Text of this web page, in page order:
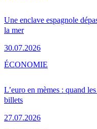
Une enclave espagnole
la mer
30.07.2026
L’euro en mèmes : quand
billets
27.07.2026
ÉCONOMIE